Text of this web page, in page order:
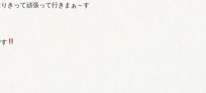
きって頑張って行きまぁ～す